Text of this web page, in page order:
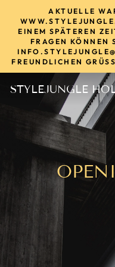
Inhalt
AKTUELLE
EINEM SPÄTEREN
FRAGEN KÖNNEN
FREUNDLICHEN
STYLEJUNGLE